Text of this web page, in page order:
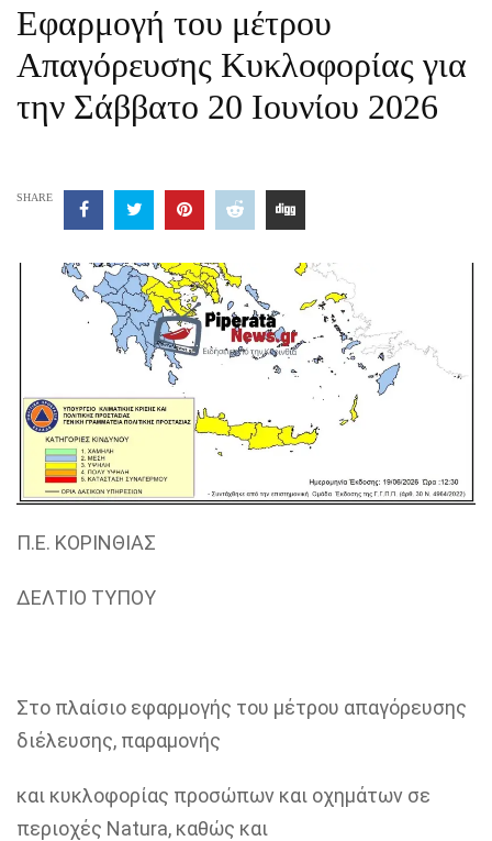
Εφαρμογή του μέτρου
Απαγόρευσης Κυκλοφορίας για
την Σάββατο 20 Ιουνίου 2026
SHARE
Π.Ε. ΚΟΡΙΝΘΙΑΣ
ΔΕΛΤΙΟ ΤΥΠΟΥ
Στο πλαίσιο εφαρμογής του μέτρου απαγόρευσης
διέλευσης, παραμονής
και κυκλοφορίας προσώπων και οχημάτων σε
περιοχές Natura, καθώς και